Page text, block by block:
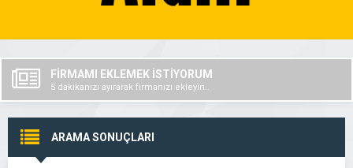
FİRMAMI EKLEMEK İSTİYORUM
5 dakikanızı ayırarak firmanızı ekleyin..
ARAMA SONUÇLARI